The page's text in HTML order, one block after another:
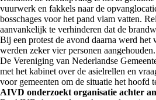
vuurwerk en fakkels naar de
bosschages voor het pand vlam vatten.
aanvankelijk te verhinderen dat de
Bij een protest de avond daarna werd het
werden zeker vier personen aangehouden.
De Vereniging van Nederlandse
met het kabinet over de asielrellen en
voor gemeenten om de situatie het hoofd
AIVD onderzoekt organisatie achter